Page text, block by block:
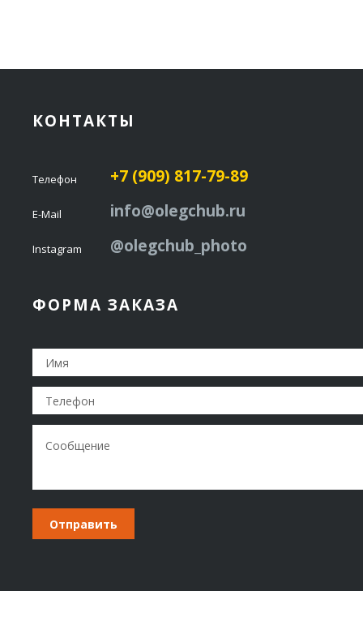
КОНТАКТЫ
Телефон +7 (909) 817-79-89
E-Mail info@olegchub.ru
Instagram @olegchub_photo
ФОРМА ЗАКАЗА